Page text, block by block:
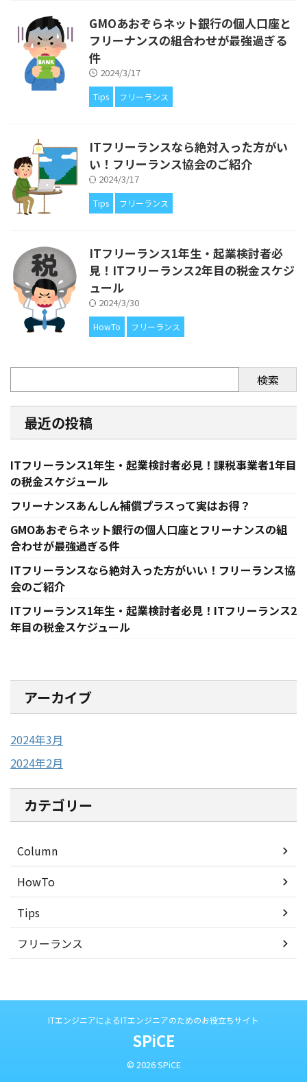
GMOあおぞらネット銀行の個人口座と
フリーナンスの組合わせが最強過ぎる
件
2024/3/17
Tips フリーランス
ITフリーランスなら絶対入った方がい
い！フリーランス協会のご紹介
2024/3/17
Tips フリーランス
ITフリーランス1年生・起業検討者必
見！ITフリーランス2年目の税金スケジ
ュール
2024/3/30
HowTo フリーランス
検索
最近の投稿
ITフリーランス1年生・起業検討者必見！課税事業者1年目
の税金スケジュール
フリーナンスあんしん補償プラスって実はお得？
GMOあおぞらネット銀行の個人口座とフリーナンスの組
合わせが最強過ぎる件
ITフリーランスなら絶対入った方がいい！フリーランス協
会のご紹介
ITフリーランス1年生・起業検討者必見！ITフリーランス2
年目の税金スケジュール
アーカイブ
2024年3月
2024年2月
カテゴリー
Column
HowTo
Tips
フリーランス
ITエンジニアによるITエンジニアのためのお役立ちサイト
SPiCE
© 2026 SPiCE